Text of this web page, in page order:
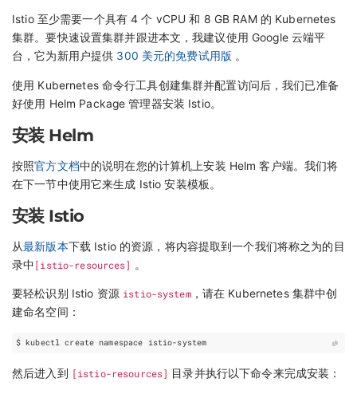
Istio 至少需要一个具有 4 个 vCPU 和 8 GB RAM 的 Kubernetes
集群。要快速设置集群并跟进本文，我建议使用 Google 云端平
台，它为新用户提供 300 美元的免费试用版 。
使用 Kubernetes 命令行工具创建集群并配置访问后，我们已准备
好使用 Helm Package 管理器安装 Istio。
安装 Helm
按照官方文档中的说明在您的计算机上安装 Helm 客户端。我们将
在下一节中使用它来生成 Istio 安装模板。
安装 Istio
从最新版本下载 Istio 的资源，将内容提取到一个我们将称之为的目
录中[istio-resources] 。
要轻松识别 Istio 资源 istio-system，请在 Kubernetes 集群中创
建命名空间：
然后进入到 [istio-resources] 目录并执行以下命令来完成安装：